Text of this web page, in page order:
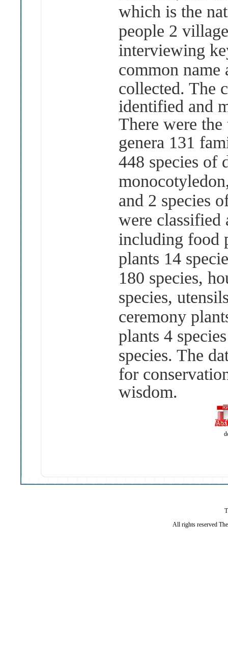
which is the
people 2
interviewing
common name
collected. The
identified and
There were
genera 131
448 species of
and 2 species
were classified
including food
plants 14
180 species,
species,
ceremony
plants 4
species. The
for
wisdom.
All rights reserved